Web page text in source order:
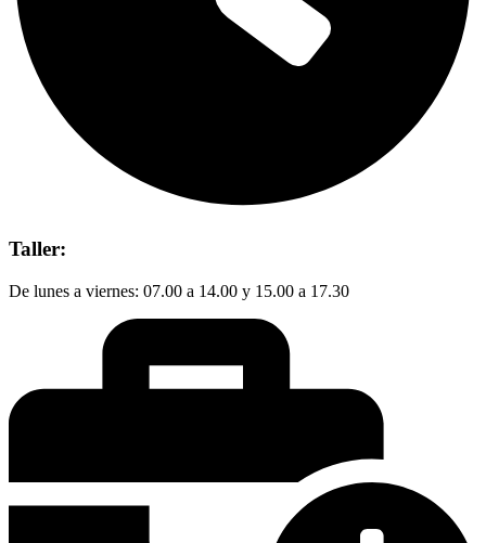
Taller:
De lunes a viernes: 07.00 a 14.00 y 15.00 a 17.30